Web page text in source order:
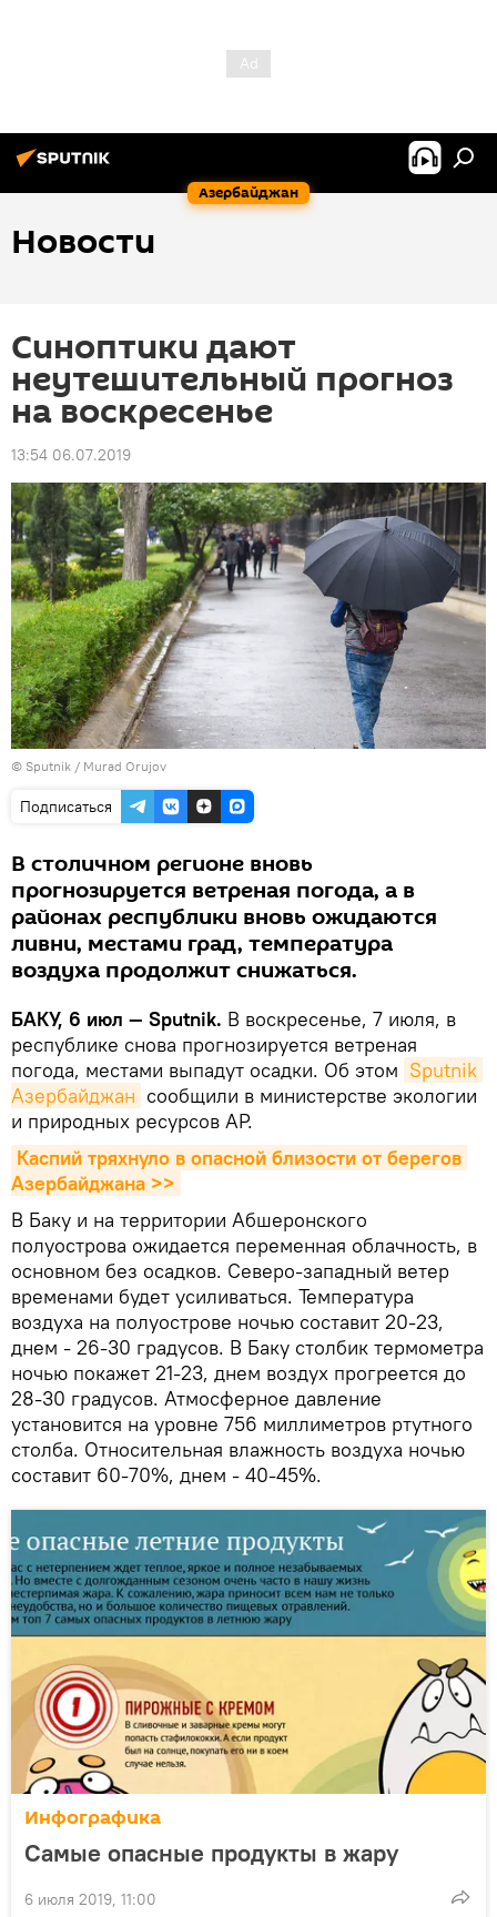
Азербайджан
Новости
Синоптики дают
неутешительный прогноз
на воскресенье
13:54 06.07.2019
© Sputnik / Murad Orujov
Подписаться
В столичном регионе вновь
прогнозируется ветреная погода, а в
районах республики вновь ожидаются
ливни, местами град, температура
воздуха продолжит снижаться.
БАКУ, 6 июл — Sputnik. В воскресенье, 7 июля, в
республике снова прогнозируется ветреная
погода, местами выпадут осадки. Об этом Sputnik
Азербайджан сообщили в министерстве экологии
и природных ресурсов АР.
Каспий тряхнуло в опасной близости от берегов
Азербайджана >>
В Баку и на территории Абшеронского
полуострова ожидается переменная облачность, в
основном без осадков. Северо-западный ветер
временами будет усиливаться. Температура
воздуха на полуострове ночью составит 20-23,
днем - 26-30 градусов. В Баку столбик термометра
ночью покажет 21-23, днем воздух прогреется до
28-30 градусов. Атмосферное давление
установится на уровне 756 миллиметров ртутного
столба. Относительная влажность воздуха ночью
составит 60-70%, днем - 40-45%.
Инфографика
Самые опасные продукты в жару
6 июля 2019, 11:00